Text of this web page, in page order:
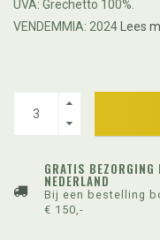
UVA: Grechetto 100%.
VENDEMMIA: 2024 Lees
GRATIS BEZORGING
NEDERLAND
Bij een bestelling
€ 150,-